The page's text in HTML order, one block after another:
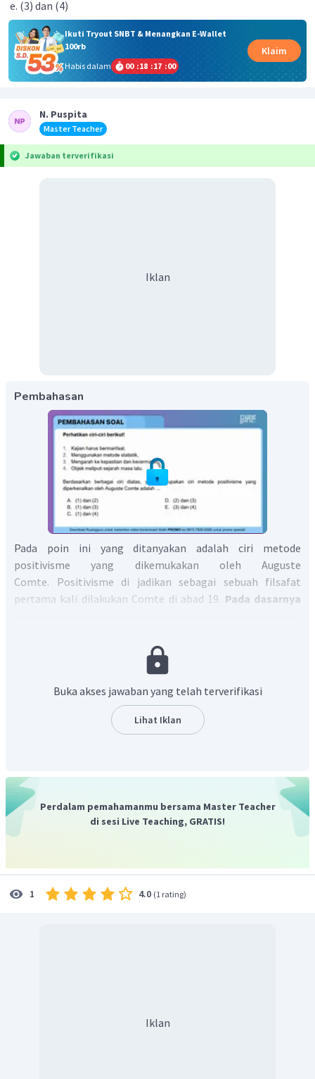
(3) dan (4)
Ikuti Tryout SNBT & Menangkan E-Wallet
100rb
Habis dalam
00 :18 :17 :00
Klaim
N. Puspita
Master Teacher
Jawaban terverifikasi
Iklan
Pembahasan
Pada poin ini yang ditanyakan adalah ciri metode
positivisme yang dikemukakan oleh Auguste
Comte. Positivisme di jadikan sebagai sebuah filsafat
pertama kali dilakukan Comte di abad 19. Pada dasarnya
yang didasarkan pada pengalaman aktual-fisikal.
Pengetahuan demikian hanya bisa dihasilkan melalui
yang karenanya spekulasi metafisik dihindari. Sehingga, ciri
dari metode postivistik Auguste Comte adalah :
Jadi, jawaban yang tepat adalah B
Buka akses jawaban yang telah terverifikasi
Lihat Iklan
Perdalam pemahamanmu bersama Master Teacher
di sesi Live Teaching, GRATIS!
1 4.0 (1 rating)
Iklan